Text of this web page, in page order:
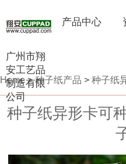
广州市翔
安工艺品
制造有限
公司
产品中心
Home>种子纸产品 > 种子纸
种子纸异形卡可